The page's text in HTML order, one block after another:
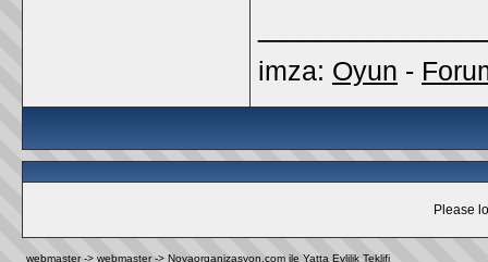
imza: Oyun -
Please
webmaster-> webmaster-> Novaorganizasyon.com ile Yatta Evlilik Teklifi